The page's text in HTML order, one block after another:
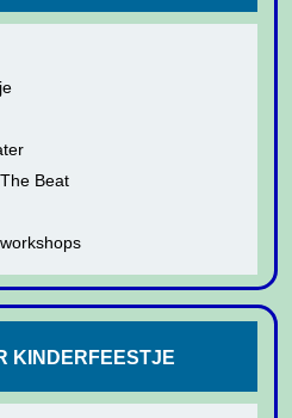
Beat
KINDERFEESTJE